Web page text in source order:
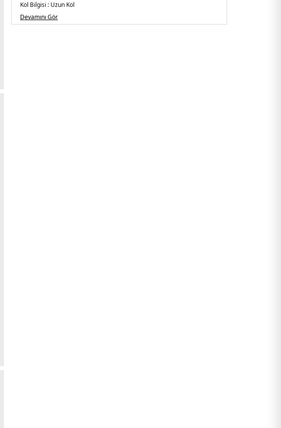
Kol Bilgisi : Uzun Kol
Kalıp Bilgisi :Regular Fit
Menşei :Türkiye
Devamını Gör